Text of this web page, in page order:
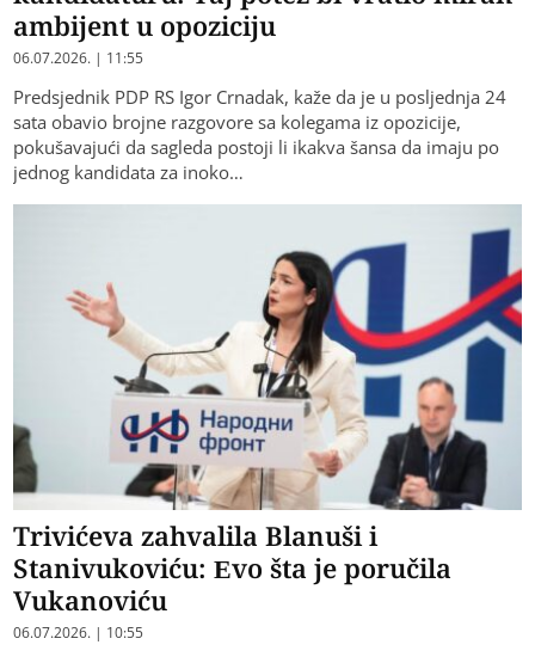
ambijent u opoziciju
06.07.2026. | 11:55
Predsjednik PDP RS Igor Crnadak, kaže da je u posljednja 24
sata obavio brojne razgovore sa kolegama iz opozicije,
pokušavajući da sagleda postoji li ikakva šansa da imaju po
jednog kandidata za inoko…
Trivićeva zahvalila Blanuši i
Stanivukoviću: Evo šta je poručila
Vukanoviću
06.07.2026. | 10:55